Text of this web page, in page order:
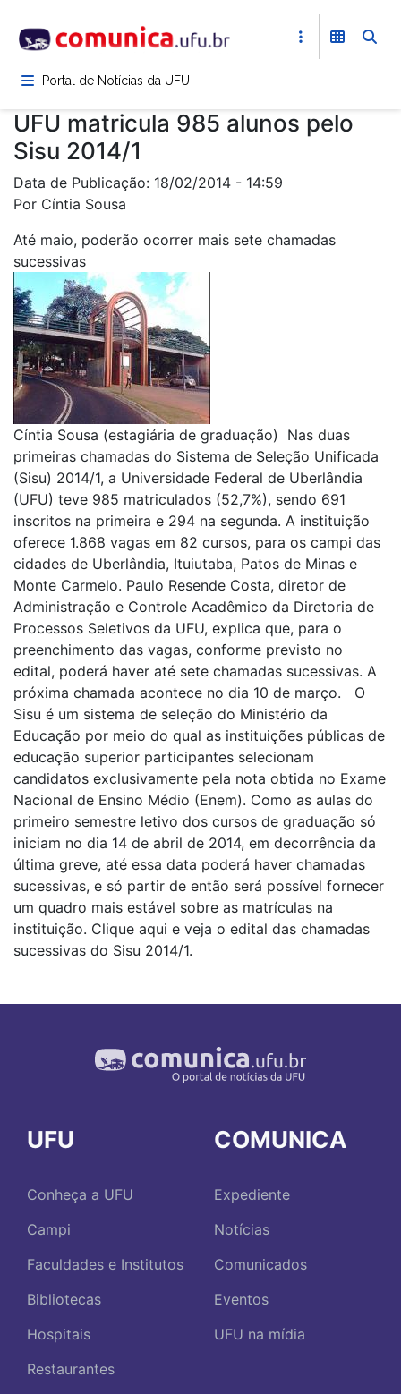
para
conteúdoPortal de Notícias da UFU
UFU matricula 985 alunos pelo
Sisu 2014/1
Data de Publicação: 18/02/2014 - 14:59
Por Cíntia Sousa
Até maio, poderão ocorrer mais sete chamadas
sucessivas
Cíntia Sousa (estagiária de graduação) Nas duas
primeiras chamadas do Sistema de Seleção Unificada
(Sisu) 2014/1, a Universidade Federal de Uberlândia
(UFU) teve 985 matriculados (52,7%), sendo 691
inscritos na primeira e 294 na segunda. A instituição
oferece 1.868 vagas em 82 cursos, para os campi das
cidades de Uberlândia, Ituiutaba, Patos de Minas e
Monte Carmelo. Paulo Resende Costa, diretor de
Administração e Controle Acadêmico da Diretoria de
Processos Seletivos da UFU, explica que, para o
preenchimento das vagas, conforme previsto no
edital, poderá haver até sete chamadas sucessivas. A
próxima chamada acontece no dia 10 de março. O
Sisu é um sistema de seleção do Ministério da
Educação por meio do qual as instituições públicas de
educação superior participantes selecionam
candidatos exclusivamente pela nota obtida no Exame
Nacional de Ensino Médio (Enem). Como as aulas do
primeiro semestre letivo dos cursos de graduação só
iniciam no dia 14 de abril de 2014, em decorrência da
última greve, até essa data poderá haver chamadas
sucessivas, e só partir de então será possível fornecer
um quadro mais estável sobre as matrículas na
instituição. Clique aqui e veja o edital das chamadas
sucessivas do Sisu 2014/1.
UFU
Conheça a UFU
Campi
Faculdades e Institutos
Bibliotecas
Hospitais
Restaurantes
COMUNICA
Expediente
Notícias
Comunicados
Eventos
UFU na mídia